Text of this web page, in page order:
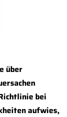
über
bei
aufwies,